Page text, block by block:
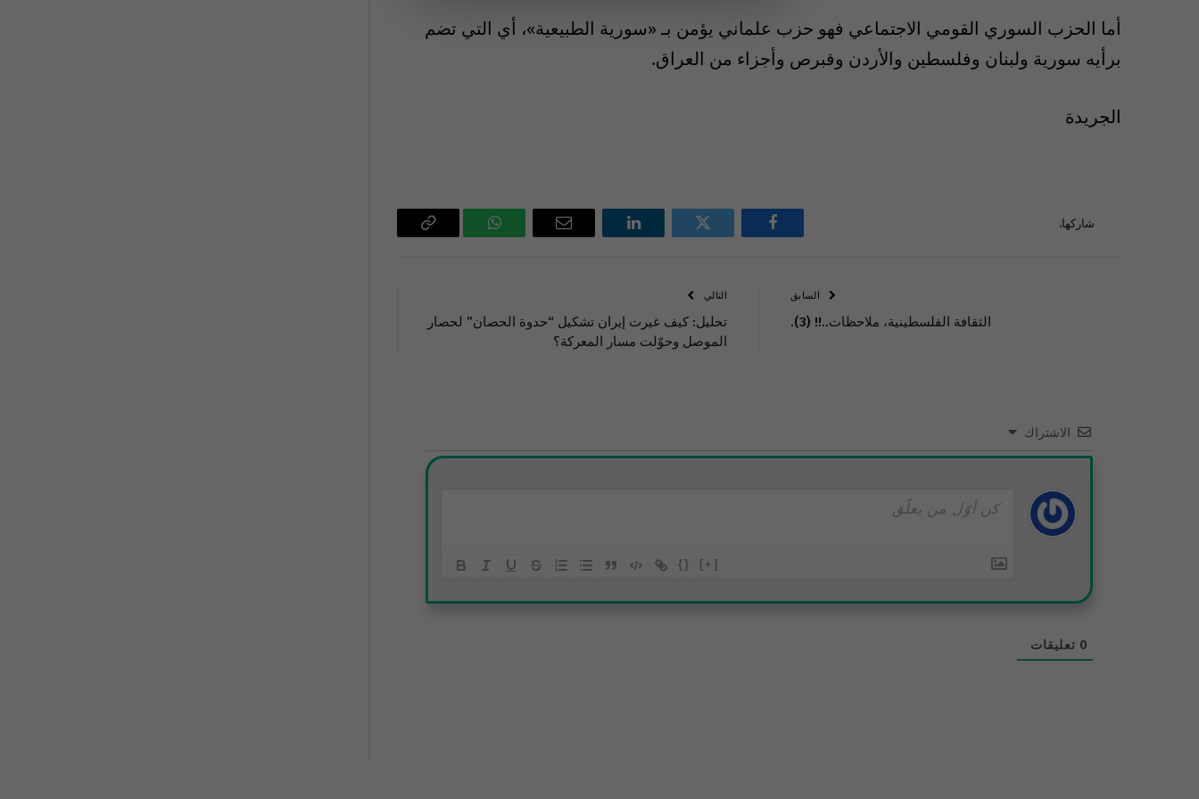
أما الحزب السوري القومي الاجتماعي فهو حزب علماني يؤمن بـ «سورية الطبيعية»، أي التي تضم
برأيه سورية ولبنان وفلسطين والأردن وقبرص وأجزاء من العراق.
الجريدة
شاركها.
فيسبوك تويتر لينكدإن
البريد
واتساب
Copy
السابق
الثقافة الفلسطينية، ملاحظات..!! (3).
التالي
تحليل: كيف غيرت إيران تشكيل “حدوة الحصان” لحصار
الموصل وحوّلت مسار المعركة؟
الاشتراك
{} [+]
0 تعليقات